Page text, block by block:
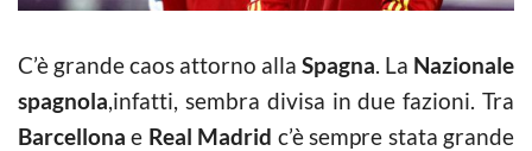
C’è grande caos attorno alla Spagna. La Nazionale
spagnola,infatti, sembra divisa in due fazioni. Tra
Barcellona e Real Madrid c’è sempre stata grande